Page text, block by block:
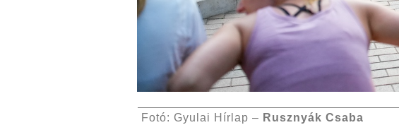
Fotó: Gyulai Hírlap – Rusznyák Csaba